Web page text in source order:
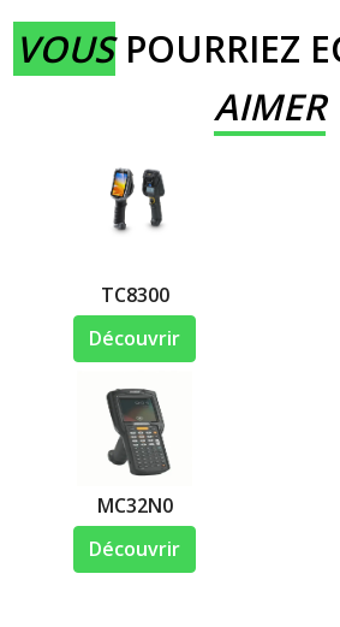
VOUSPOURRIEZ
AIMER
TC8300
Découvrir
MC32N0
Découvrir